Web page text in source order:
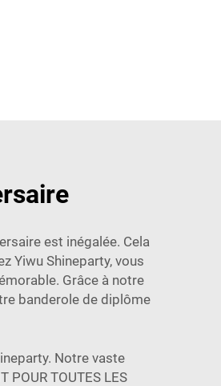
est inégalée. Cela
Yiwu Shineparty, vous
Grâce à notre
banderole de diplôme
Notre vaste
TOUTES LES